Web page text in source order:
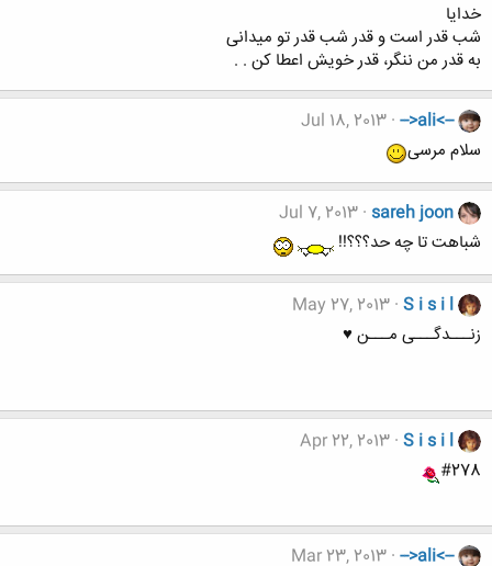
خدایا
شب قدر است و قدر شب قدر تو میدانی
به قدر من ننگر، قدر خویش اعطا کن . .
-->ali<--
Jul 18, 2013
سلام مرسی
sareh joon
Jul 7, 2013
شباهت تا چه حد؟؟؟!!
S i s i l
May 27, 2013
زنـــدگـــی مـــن ♥
S i s i l
Apr 22, 2013
#278
-->ali<--
Mar 23, 2013